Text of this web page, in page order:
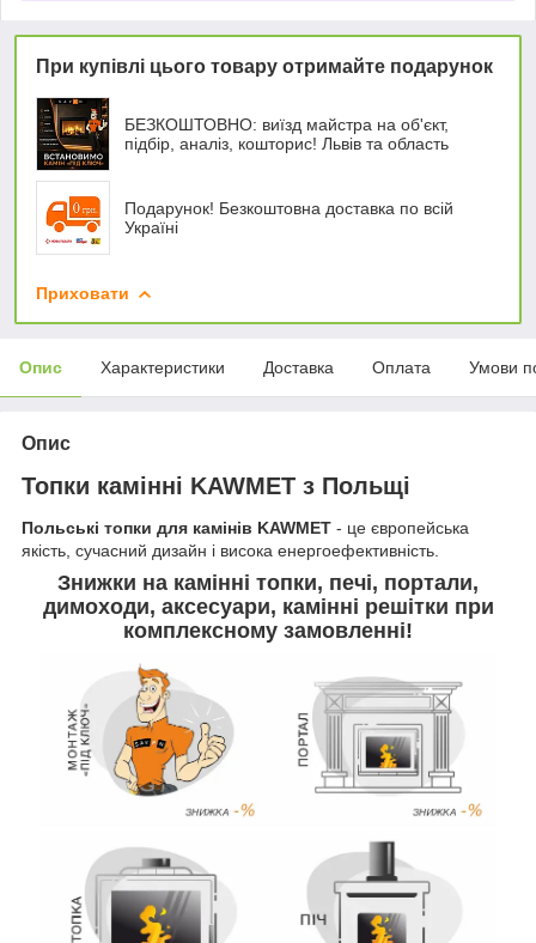
При купівлі цього товару отримайте подарунок
БЕЗКОШТОВНО: виїзд майстра на об'єкт,
підбір, аналіз, кошторис! Львів та область
Подарунок! Безкоштовна доставка по всій
Україні
Приховати
Опис Характеристики Доставка Оплата Умови
Опис
Топки камінні KAWMET з Польщі
Польські топки для камінів KAWMET - це європейська
якість, сучасний дизайн і висока енергоефективність.
Знижки на камінні топки, печі, портали,
димоходи, аксесуари, камінні решітки при
комплексному замовленні!